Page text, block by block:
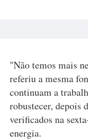
"Não temos mais
referiu a mesma
continuam a
robustecer, depois
verificados na
energia.